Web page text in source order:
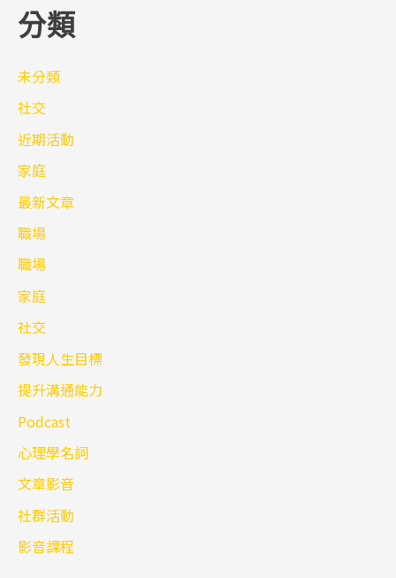
分類
未分類
社交
近期活動
家庭
最新文章
職場
職場
家庭
社交
發現人生目標
提升溝通能力
Podcast
心理學名詞
文章影音
社群活動
影音課程